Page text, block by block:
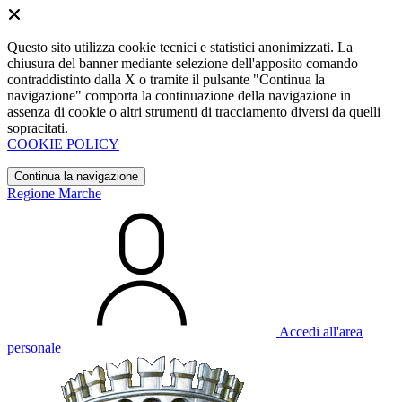
Questo sito utilizza cookie tecnici e statistici anonimizzati. La
chiusura del banner mediante selezione dell'apposito comando
contraddistinto dalla X o tramite il pulsante "Continua la
navigazione" comporta la continuazione della navigazione in
assenza di cookie o altri strumenti di tracciamento diversi da quelli
sopracitati.
COOKIE POLICY
Continua la navigazione
Regione Marche
Accedi all'area
personale